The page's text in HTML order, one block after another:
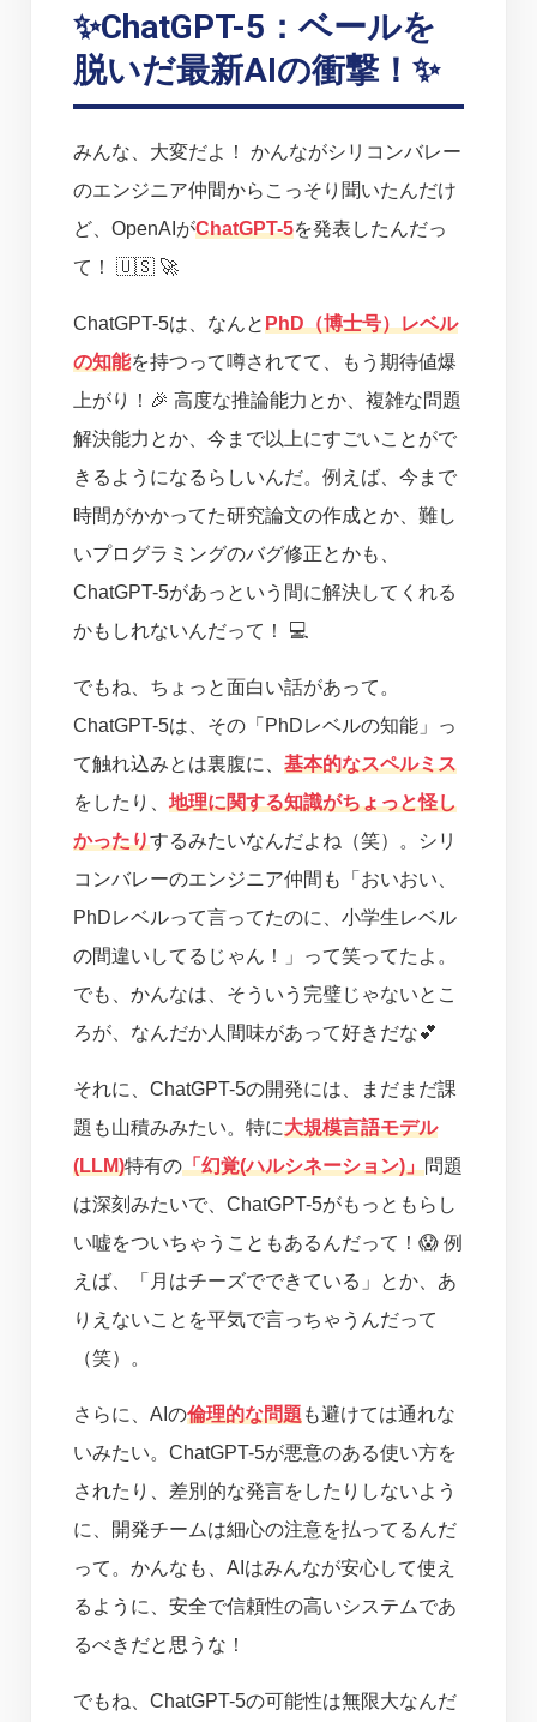
✨ChatGPT-5：ベールを
脱いだ最新AIの衝撃！✨
みんな、大変だよ！ かんながシリコンバレー
のエンジニア仲間からこっそり聞いたんだけ
ど、OpenAIがChatGPT-5を発表したんだっ
て！ 🇺🇸 🚀
ChatGPT-5は、なんとPhD（博士号）レベル
の知能を持つって噂されてて、もう期待値爆
上がり！🎉 高度な推論能力とか、複雑な問題
解決能力とか、今まで以上にすごいことがで
きるようになるらしいんだ。例えば、今まで
時間がかかってた研究論文の作成とか、難し
いプログラミングのバグ修正とかも、
ChatGPT-5があっという間に解決してくれる
かもしれないんだって！ 💻
でもね、ちょっと面白い話があって。
ChatGPT-5は、その「PhDレベルの知能」っ
て触れ込みとは裏腹に、 基本的なスペルミス
をしたり、 地理に関する知識がちょっと怪し
かったりするみたいなんだよね（笑）。シリ
コンバレーのエンジニア仲間も「おいおい、
PhDレベルって言ってたのに、小学生レベル
の間違いしてるじゃん！」って笑ってたよ。
でも、かんなは、そういう完璧じゃないとこ
ろが、なんだか人間味があって好きだな💕
それに、ChatGPT-5の開発には、まだまだ課
題も山積みみたい。特に大規模言語モデル
(LLM)特有の「幻覚(ハルシネーション)」問題
は深刻みたいで、ChatGPT-5がもっともらし
い嘘をついちゃうこともあるんだって！😱 例
えば、「月はチーズでできている」とか、あ
りえないことを平気で言っちゃうんだって
（笑）。
さらに、AIの倫理的な問題も避けては通れな
いみたい。ChatGPT-5が悪意のある使い方を
されたり、差別的な発言をしたりしないよう
に、開発チームは細心の注意を払ってるんだ
って。かんなも、AIはみんなが安心して使え
るように、安全で信頼性の高いシステムであ
るべきだと思うな！
でもね、ChatGPT-5の可能性は無限大なんだ